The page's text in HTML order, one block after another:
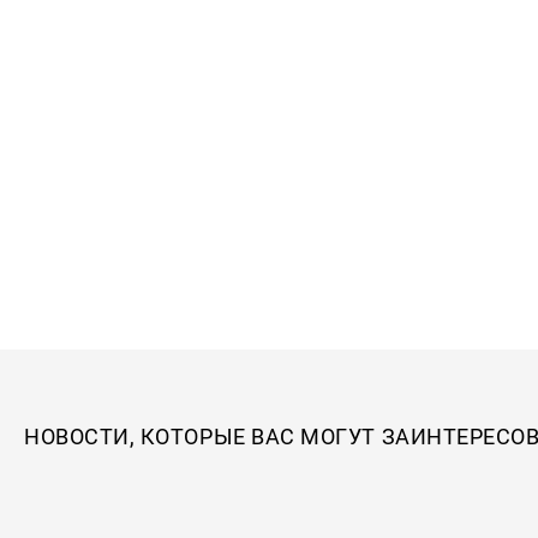
НОВОСТИ, КОТОРЫЕ ВАС МОГУТ